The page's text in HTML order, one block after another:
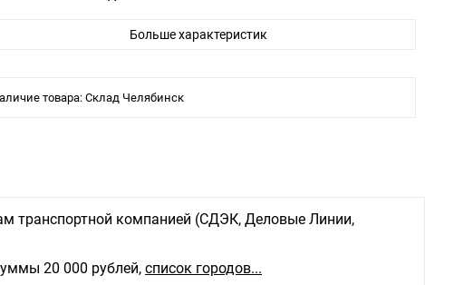
материалов Пластиковые
артикул - 650796
Больше характеристик
товара: Склад Челябинск
транспортной компанией (СДЭК, Деловые Линии,
20 000 рублей, список городов...